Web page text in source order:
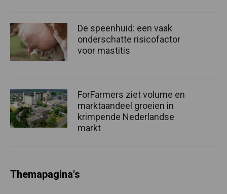
De speenhuid: een vaak
onderschatte risicofactor
voor mastitis
ForFarmers ziet volume en
marktaandeel groeien in
krimpende Nederlandse
markt
Themapagina's